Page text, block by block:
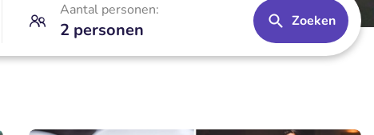
Aantal personen:
2 personen Zoeken